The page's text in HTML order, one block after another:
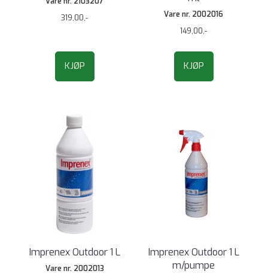
319,00,-
KJØP
Vare nr. 2002016
149,00,-
KJØP
Imprenex Outdoor 1 L
Vare nr. 2002013
Imprenex Outdoor 1 L
m/pumpe